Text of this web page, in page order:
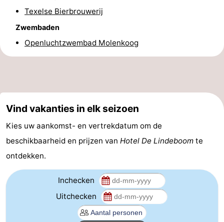
Bezienswaardigheden
Kerken
-
Molens
-
Texelse Bierbrouwerij
Zwembaden
Openluchtzwembad Molenkoog
Vind vakanties in elk seizoen
Kies uw aankomst- en vertrekdatum om de
beschikbaarheid en prijzen van Hotel De Lindeboom te
ontdekken.
Inchecken
Uitchecken